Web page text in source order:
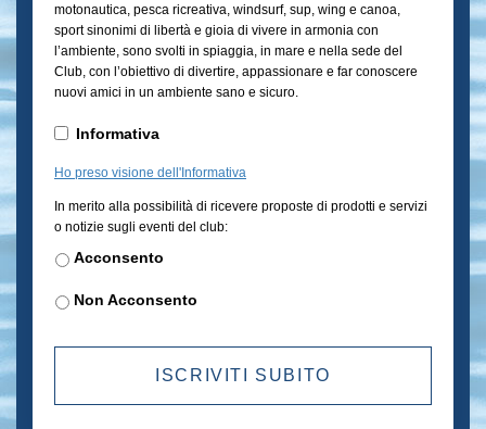
motonautica, pesca ricreativa, windsurf, sup, wing e canoa,
sport sinonimi di libertà e gioia di vivere in armonia con
l’ambiente, sono svolti in spiaggia, in mare e nella sede del
Club, con l’obiettivo di divertire, appassionare e far conoscere
nuovi amici in un ambiente sano e sicuro.
Informativa
Informativa
Ho preso visione dell'Informativa
Newsletter
In merito alla possibilità di ricevere proposte di prodotti e servizi
o notizie sugli eventi del club:
Acconsento
Non Acconsento